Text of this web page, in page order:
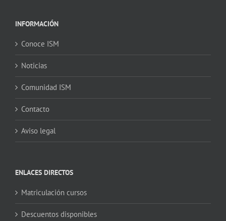
INFORMACIÓN
Conoce ISM
Noticias
Comunidad ISM
Contacto
Aviso legal
ENLACES DIRECTOS
Matriculación cursos
Descuentos disponibles